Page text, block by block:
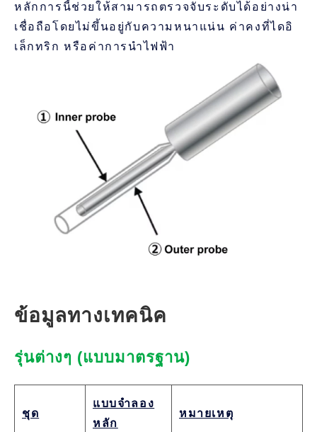
หลักการนี้ช่วยให้สามารถตรวจจับระดับได้อย่างน่า
เชื่อถือโดยไม่ขึ้นอยู่กับความหนาแน่น ค่าคงที่ไดอิ
เล็กทริก หรือค่าการนำไฟฟ้า
ข้อมูลทางเทคนิค
รุ่นต่างๆ (แบบมาตรฐาน)
ชุด
แบบจำลอง
หลัก
หมายเหตุ